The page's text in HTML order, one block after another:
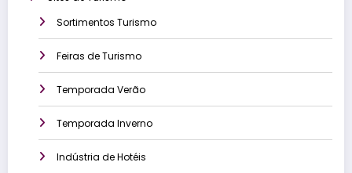
Sortimentos Turismo
Feiras de Turismo
Temporada Verão
Temporada Inverno
Indústria de Hotéis